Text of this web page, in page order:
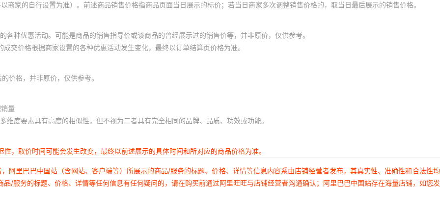
家的自行设置为准）。前述商品销售价格指商品页面当日展示的标价；若当日商家多次调整销售价格的，取当日最后展示的销售价格。
种优惠活动。可能是商品的销售指导价或该商品的曾经展示过的销售价等，并非原价，仅供参考。
交价格根据商家设置的各种优惠活动发生变化，最终以订单结算页价格为准。
价格，并非原价，仅供参考。
量
度要素具有高度的相似性，但不视为二者具有完全相同的品牌、品质、功效或功能。
，取价时间可能会发生改变，最终以前述展示的具体时间和所对应的商品价格为准。
阿里巴巴中国站（含网站、客户端等）所展示的商品/服务的标题、价格、详情等信息内容系由店铺经营者发布，其真实性、准确性和合法性
/服务的标题、价格、详情等任何信息有任何疑问的，请在购买前通过阿里旺旺与店铺经营者沟通确认；阿里巴巴中国站存在海量店铺，如您